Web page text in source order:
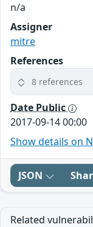
n/a
Assigner
mitre
References
8 references
Date Public
2017-09-14 00:00
Show details on
JSON
Related